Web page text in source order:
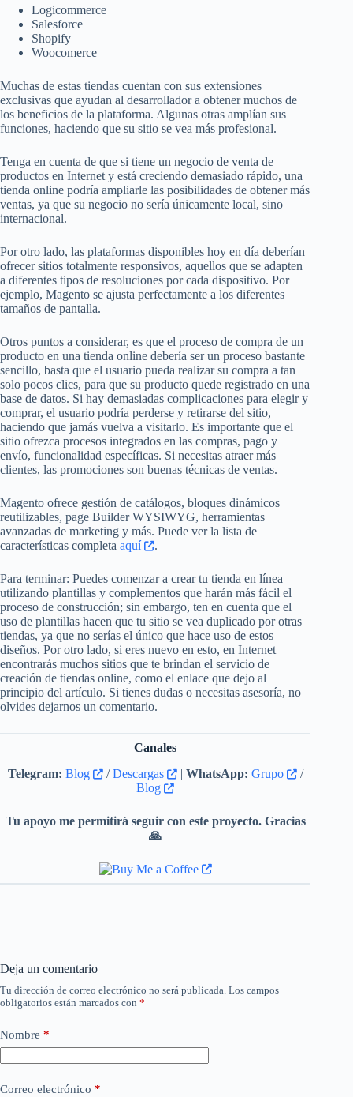
Logicommerce
Salesforce
Shopify
Woocomerce
Muchas de estas tiendas cuentan con sus extensiones
exclusivas que ayudan al desarrollador a obtener muchos de
los beneficios de la plataforma. Algunas otras amplían sus
funciones, haciendo que su sitio se vea más profesional.
Tenga en cuenta de que si tiene un negocio de venta de
productos en Internet y está creciendo demasiado rápido, una
tienda online podría ampliarle las posibilidades de obtener más
ventas, ya que su negocio no sería únicamente local, sino
internacional.
Por otro lado, las plataformas disponibles hoy en día deberían
ofrecer sitios totalmente responsivos, aquellos que se adapten
a diferentes tipos de resoluciones por cada dispositivo. Por
ejemplo, Magento se ajusta perfectamente a los diferentes
tamaños de pantalla.
Otros puntos a considerar, es que el proceso de compra de un
producto en una tienda online debería ser un proceso bastante
sencillo, basta que el usuario pueda realizar su compra a tan
solo pocos clics, para que su producto quede registrado en una
base de datos. Si hay demasiadas complicaciones para elegir y
comprar, el usuario podría perderse y retirarse del sitio,
haciendo que jamás vuelva a visitarlo. Es importante que el
sitio ofrezca procesos integrados en las compras, pago y
envío, funcionalidad específicas. Si necesitas atraer más
clientes, las promociones son buenas técnicas de ventas.
Magento ofrece gestión de catálogos, bloques dinámicos
reutilizables, page Builder WYSIWYG, herramientas
avanzadas de marketing y más. Puede ver la lista de
características completa aquí .
Para terminar: Puedes comenzar a crear tu tienda en línea
utilizando plantillas y complementos que harán más fácil el
proceso de construcción; sin embargo, ten en cuenta que el
uso de plantillas hacen que tu sitio se vea duplicado por otras
tiendas, ya que no serías el único que hace uso de estos
diseños. Por otro lado, si eres nuevo en esto, en Internet
encontrarás muchos sitios que te brindan el servicio de
creación de tiendas online, como el enlace que dejo al
principio del artículo. Si tienes dudas o necesitas asesoría, no
olvides dejarnos un comentario.
Canales
Telegram: Blog /Descargas | WhatsApp: Grupo
/
Blog
Tu apoyo me permitirá seguir con este proyecto. Gracias
🙏
Deja un comentario
Tu dirección de correo electrónico no será publicada. Los campos
obligatorios están marcados con *
Nombre *
Correo electrónico *